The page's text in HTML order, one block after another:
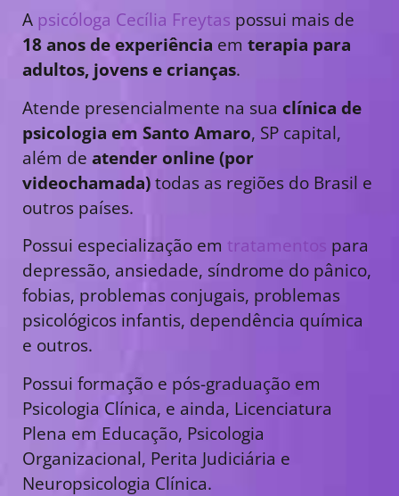
A psicóloga Cecília Freytas possui mais de
18 anos de experiência em terapia para
adultos, jovens e crianças.
Atende presencialmente na sua clínica de
psicologia em Santo Amaro, SP capital,
além de atender online (por
videochamada)todas as regiões do Brasil e
outros países.
Possui especialização em tratamentos para
depressão, ansiedade, síndrome do pânico,
fobias, problemas conjugais, problemas
psicológicos infantis, dependência química
e outros.
Possui formação e pós-graduação em
Psicologia Clínica, e ainda, Licenciatura
Plena em Educação, Psicologia
Organizacional, Perita Judiciária e
Neuropsicologia Clínica.